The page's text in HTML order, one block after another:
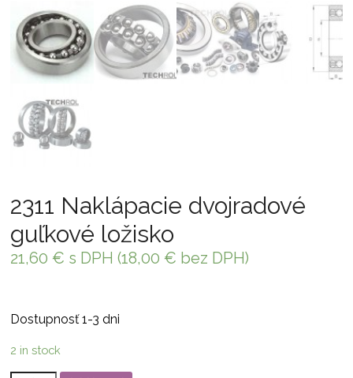
2311 Naklápacie dvojradové
guľkové ložisko
21,60 € s DPH (18,00 € bez DPH)
Dostupnosť 1-3 dni
2 in stock